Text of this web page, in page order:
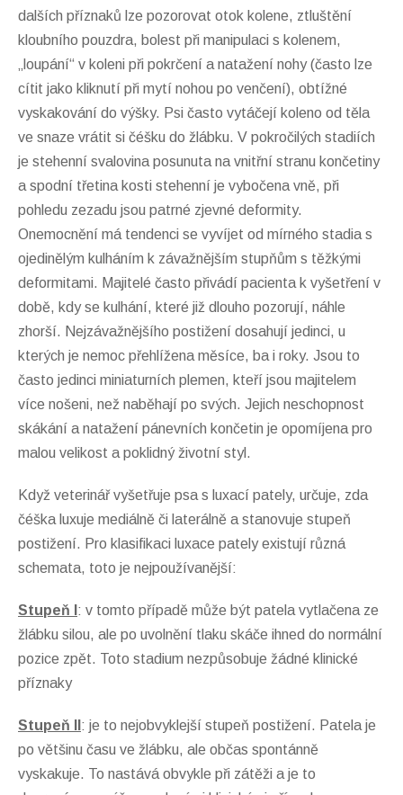
dalších příznaků lze pozorovat otok kolene, ztluštění
kloubního pouzdra, bolest při manipulaci s kolenem,
„loupání“ v koleni při pokrčení a natažení nohy (často lze
cítit jako kliknutí při mytí nohou po venčení), obtížné
vyskakování do výšky. Psi často vytáčejí koleno od těla
ve snaze vrátit si čéšku do žlábku. V pokročilých stadiích
je stehenní svalovina posunuta na vnitřní stranu končetiny
a spodní třetina kosti stehenní je vybočena vně, při
pohledu zezadu jsou patrné zjevné deformity.
Onemocnění má tendenci se vyvíjet od mírného stadia s
ojedinělým kulháním k závažnějším stupňům s těžkými
deformitami. Majitelé často přivádí pacienta k vyšetření v
době, kdy se kulhání, které již dlouho pozorují, náhle
zhorší. Nejzávažnějšího postižení dosahují jedinci, u
kterých je nemoc přehlížena měsíce, ba i roky. Jsou to
často jedinci miniaturních plemen, kteří jsou majitelem
více nošeni, než naběhají po svých. Jejich neschopnost
skákání a natažení pánevních končetin je opomíjena pro
malou velikost a poklidný životní styl.
Když veterinář vyšetřuje psa s luxací pately, určuje, zda
čéška luxuje mediálně či laterálně a stanovuje stupeň
postižení. Pro klasifikaci luxace pately existují různá
schemata, toto je nejpoužívanější:
Stupeň I : v tomto případě může být patela vytlačena ze
žlábku silou, ale po uvolnění tlaku skáče ihned do normální
pozice zpět. Toto stadium nezpůsobuje žádné klinické
příznaky
Stupeň II : je to nejobvyklejší stupeň postižení. Patela je
po většinu času ve žlábku, ale občas spontánně
vyskakuje. To nastává obvykle při zátěži a je to